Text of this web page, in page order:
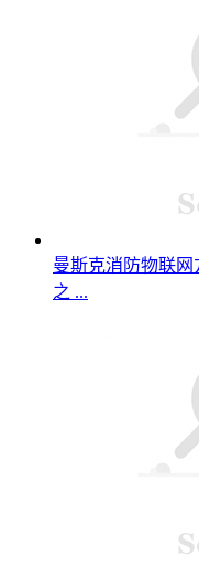
曼斯克消防物联
之 ...